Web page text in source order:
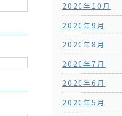
2020年10月
2020年9月
2020年8月
2020年7月
2020年6月
2020年5月